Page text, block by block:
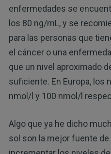
enfermedades se
los 80 ng/mL, y se
para las personas que
el cáncer o una
que un nivel aproximado
suficiente. En Europa, los
nmol/l y 100 nmol/l
Algo que ya he dicho
sol son la mejor fuente de